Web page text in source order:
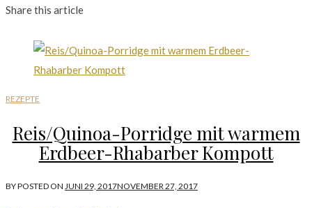
Share this article
REZEPTE
Reis/Quinoa-Porridge mit warmem
Erdbeer-Rhabarber Kompott
BYPOSTED ON JUNI 29, 2017NOVEMBER 27, 2017